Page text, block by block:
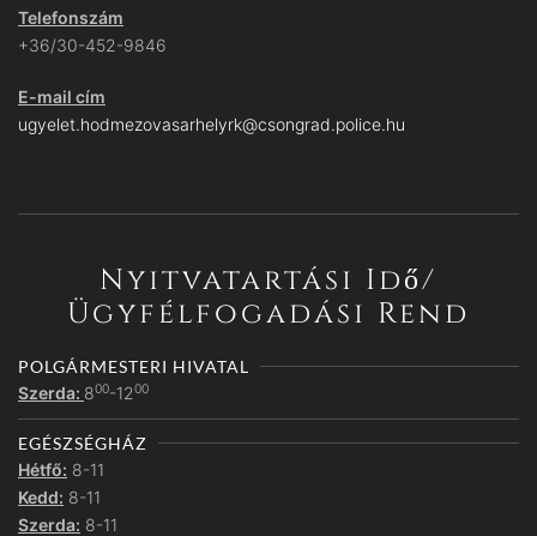
Telefonszám
+36/30-452-9846
E-mail cím
ugyelet.hodmezovasarhelyrk@csongrad.police.hu
Nyitvatartási Idő/
Ügyfélfogadási Rend
POLGÁRMESTERI HIVATAL
Szerda: 800-1200
EGÉSZSÉGHÁZ
Hétfő: 8-11
Kedd: 8-11
Szerda: 8-11